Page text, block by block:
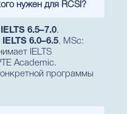
нужен для RCSI?
IELTS 6.5–7.0.
IELTS 6.0–6.5. MSc:
IELTS
Academic.
программы